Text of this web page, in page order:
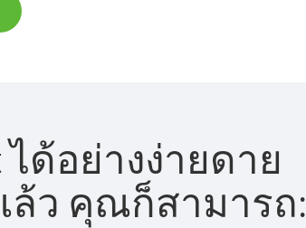
ด้อย่างง่ายดาย
ล้ว คุณก็สามารถ: